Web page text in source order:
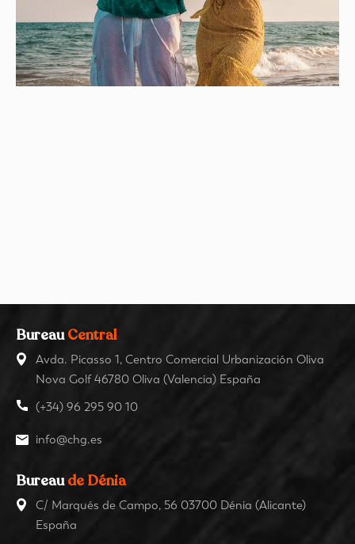
BureauCentral
Avda. Picasso 1, Centro Comercial Urbanización Oliva
Nova Golf 46780 Oliva (Valencia) España
(+34) 96 295 90 10
info@chg.es
Bureaude Dénia
C/ Marqués de Campo, 56 03700 Dénia (Alicante)
España